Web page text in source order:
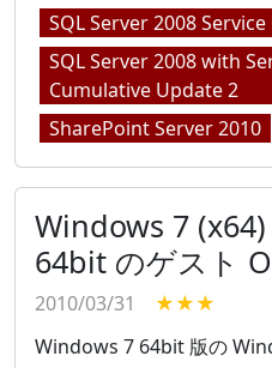
SQL Server 2008 Service
SQL Server 2008 with
Cumulative Update 2
SharePoint Server 2010
Windows 7
64bit のゲスト
2010/03/31
★★★
Windows 7 64bit 版の